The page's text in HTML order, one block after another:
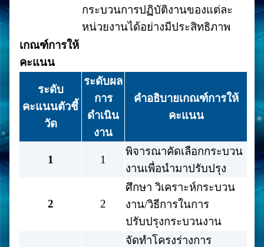
กระบวนการปฏิบัติงานของแต่ละ
หน่วยงานได้อย่างมีประสิทธิภาพ
เกณฑ์การให้
คะแนน
ระดับ
คะแนนตัวชี้
วัด
ระดับผล
การ
ดำเนิน
งาน
คำอธิบายเกณฑ์การให้
คะแนน
1 1
พิจารณาคัดเลือกกระบวน
งานเพื่อนำมาปรับปรุง
2 2
ศึกษา วิเคราะห์กระบวน
งาน/วิธีการในการ
ปรับปรุงกระบวนงาน
จัดทำโครงร่างการ